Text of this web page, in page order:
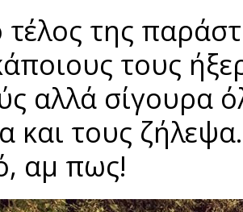
της
τους
αλλά σίγουρα
και τους
αμ πως!